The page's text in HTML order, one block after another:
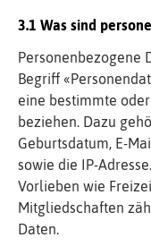
Was sind
Personenbezogene
Begriff
eine bestimmte
beziehen. Dazu
Geburtsdatum, E-
sowie die IP-
Vorlieben wie
Mitgliedschaften
Daten.